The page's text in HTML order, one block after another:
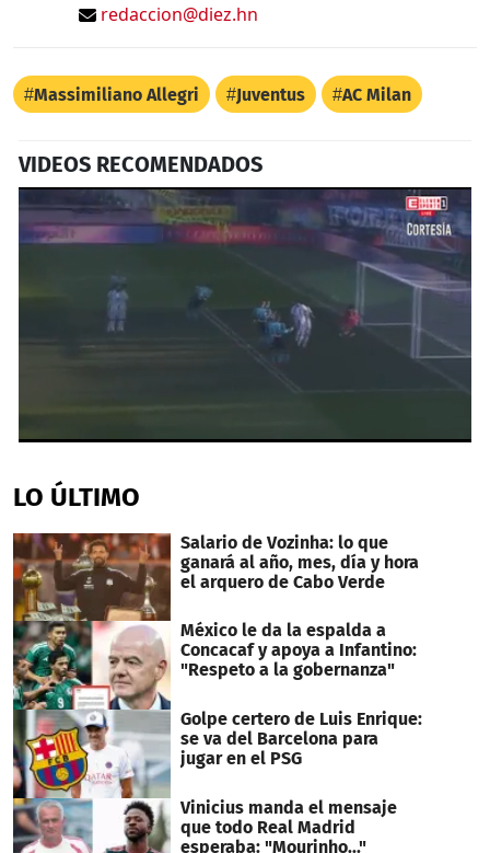
redaccion@diez.hn
Massimiliano Allegri Juventus AC Milan
VIDEOS RECOMENDADOS
of
1
23
seconds
LO ÚLTIMO
Salario de Vozinha: lo que
ganará al año, mes, día y hora
el arquero de Cabo Verde
México le da la espalda a
Concacaf y apoya a Infantino:
"Respeto a la gobernanza"
Golpe certero de Luis Enrique:
se va del Barcelona para
jugar en el PSG
Vinicius manda el mensaje
que todo Real Madrid
esperaba: "Mourinho..."